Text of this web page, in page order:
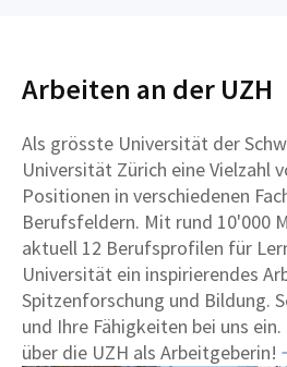
Arbeiten an der UZH
Als grösste Universität der
Universität Zürich eine Vielzahl
Positionen in verschiedenen
Berufsfeldern. Mit rund 10'000
aktuell 12 Berufsprofilen für
Universität ein inspirierendes
Spitzenforschung und Bildung.
und Ihre Fähigkeiten bei uns
über die UZH als Arbeitgeberin!